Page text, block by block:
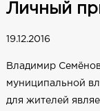
Личный
19.12.2016
Владимир
муниципальной
для жителей